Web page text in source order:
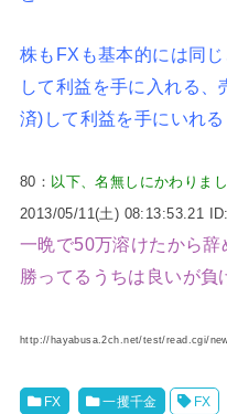
株もFXも基本的には同
して利益を手に入れる
済)して利益を手にいれる
80： 以下、名無しにかわりま
2013/05/11(土) 08:13:53.21
一晩で50万溶けたから辞
勝ってるうちは良いが負
http://hayabusa.2ch.net/test/read.cgi/
FX 一攫千金 FX